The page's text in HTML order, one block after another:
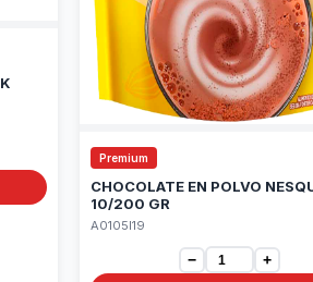
Premium
CHOCOLATE EN POLVO
10/200 GR
A0105I19
− +